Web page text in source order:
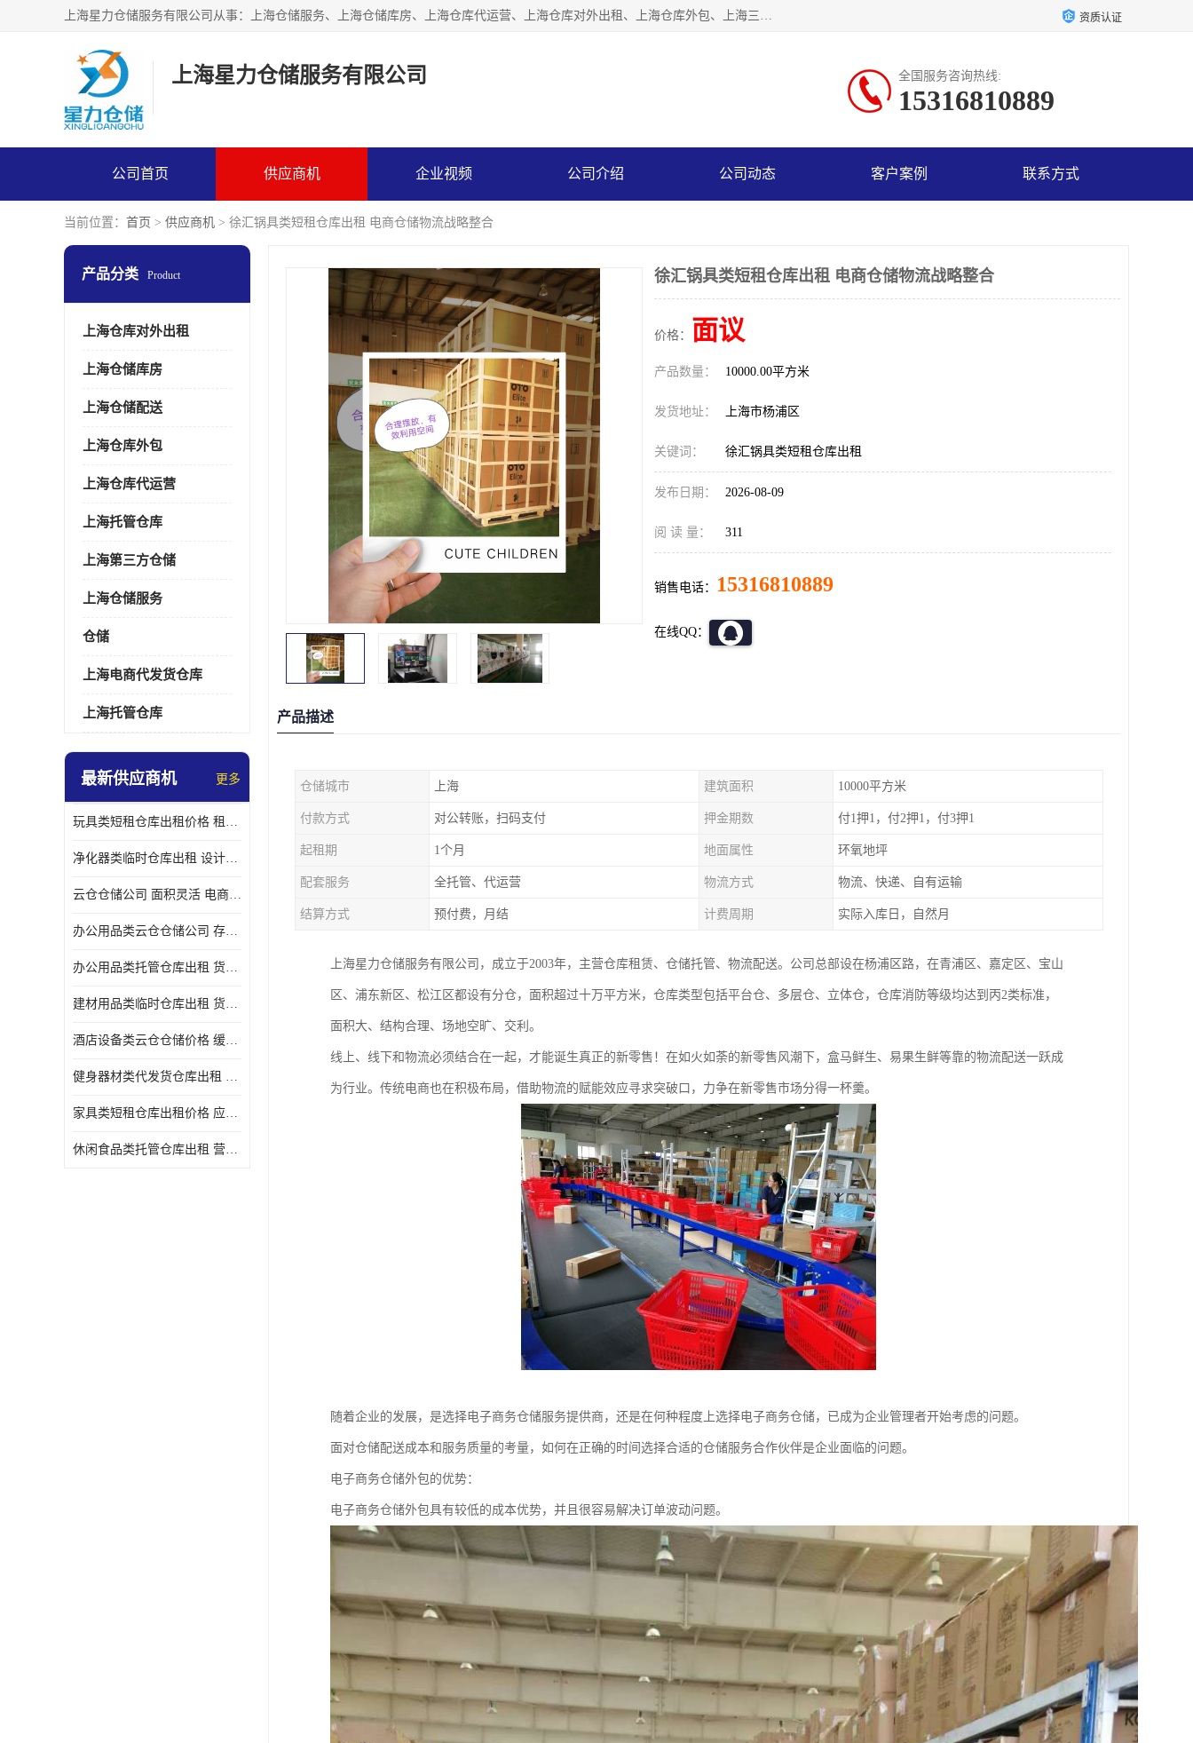
上海星力仓储服务有限公司从事：上海仓储服务、上海仓储库房、上海仓库代运营、上海仓库对外出租、上海仓库外包、上海三方仓储、上海电商仓储代发、上海电商代发货仓库、上海托管仓库、上海仓储配送。上海星力仓储服务有限公司现在拥有100个分仓、10万余平方的标准库房，精炼员工几百名，与几千家客户合作，公司已跻身上海仓储行业前列。欢迎来电咨询！ 资质认证
上海星力仓储服务有限公司 全国服务咨询热线:
15316810889
公司首页 供应商机 企业视频 公司介绍 公司动态 客户案例 联系方式
当前位置： 首页 > 供应商机 > 徐汇锅具类短租仓库出租 电商仓储物流战略整合
产品分类 Product
上海仓库对外出租
上海仓储库房
上海仓储配送
上海仓库外包
上海仓库代运营
上海托管仓库
上海第三方仓储
上海仓储服务
仓储
上海电商代发货仓库
上海托管仓库
最新供应商机 更多
玩具类短租仓库出租价格 租期灵活 智能电商配套
净化器类临时仓库出租 设计简单 电商仓储物流战略合作
云仓仓储公司 面积灵活 电商仓储物流战略合作
办公用品类云仓仓储公司 存货周转很快 电商仓储物流战略整合
办公用品类托管仓库出租 货物装卸方便 电商仓储物流战略合作
建材用品类临时仓库出租 货物装卸方便 仓储供应链配套
酒店设备类云仓仓储价格 缓解企业储存压力 智能电商配套
健身器材类代发货仓库出租 租期灵活 新媒体平台配套
家具类短租仓库出租价格 应用广泛 智能电商配套
休闲食品类托管仓库出租 营造良好环境氛围 垂直电商配套
徐汇锅具类短租仓库出租 电商仓储物流战略整合
价格： 面议
产品数量： 10000.00平方米
发货地址： 上海市杨浦区
关键词： 徐汇锅具类短租仓库出租
发布日期： 2026-08-09
阅 读 量： 311
销售电话： 15316810889
在线QQ：
产品描述
仓储城市 上海 建筑面积 10000平方米
付款方式 对公转账，扫码支付 押金期数 付1押1，付2押1，付3押1
起租期 1个月 地面属性 环氧地坪
配套服务 全托管、代运营 物流方式 物流、快递、自有运输
结算方式 预付费，月结 计费周期 实际入库日，自然月
上海星力仓储服务有限公司，成立于2003年，主营仓库租赁、仓储托管、物流配送。公司总部设在杨浦区路，在青浦区、嘉定区、宝山
区、浦东新区、松江区都设有分仓，面积超过十万平方米，仓库类型包括平台仓、多层仓、立体仓，仓库消防等级均达到丙2类标准，
面积大、结构合理、场地空旷、交利。
线上、线下和物流必须结合在一起，才能诞生真正的新零售！在如火如荼的新零售风潮下，盒马鲜生、易果生鲜等靠的物流配送一跃成
为行业。传统电商也在积极布局，借助物流的赋能效应寻求突破口，力争在新零售市场分得一杯羹。
随着企业的发展，是选择电子商务仓储服务提供商，还是在何种程度上选择电子商务仓储，已成为企业管理者开始考虑的问题。
面对仓储配送成本和服务质量的考量，如何在正确的时间选择合适的仓储服务合作伙伴是企业面临的问题。
电子商务仓储外包的优势：
电子商务仓储外包具有较低的成本优势，并且很容易解决订单波动问题。